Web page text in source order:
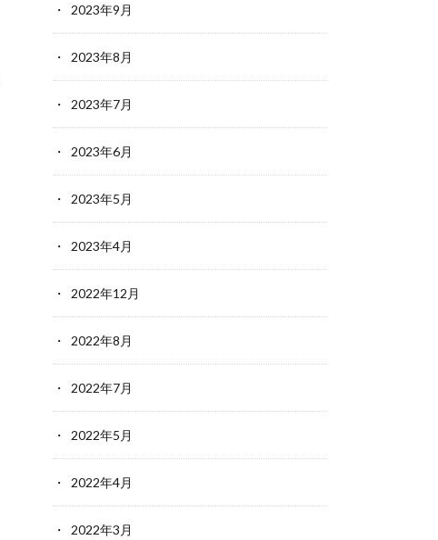
2023年9月
2023年8月
2023年7月
2023年6月
2023年5月
2023年4月
2022年12月
2022年8月
2022年7月
2022年5月
2022年4月
2022年3月